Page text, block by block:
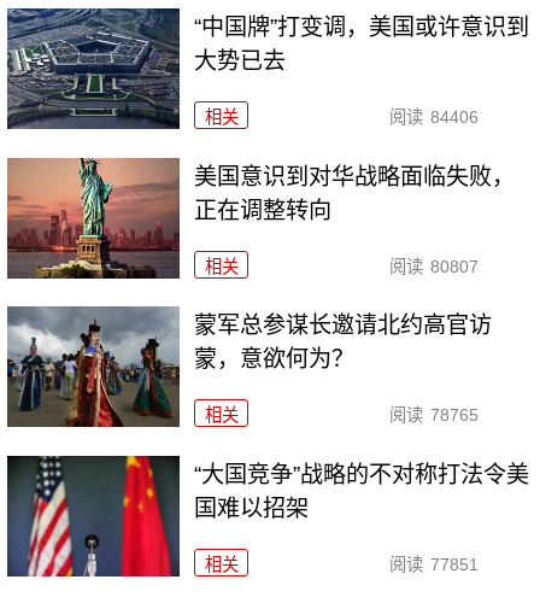
“中国牌”打变调，美国或许意识到
大势已去
相关 阅读 84406
美国意识到对华战略面临失败，
正在调整转向
相关 阅读 80807
​蒙军总参谋长邀请北约高官访
蒙，意欲何为？
相关 阅读 78765
“大国竞争”战略的不对称打法令美
国难以招架
相关 阅读 77851